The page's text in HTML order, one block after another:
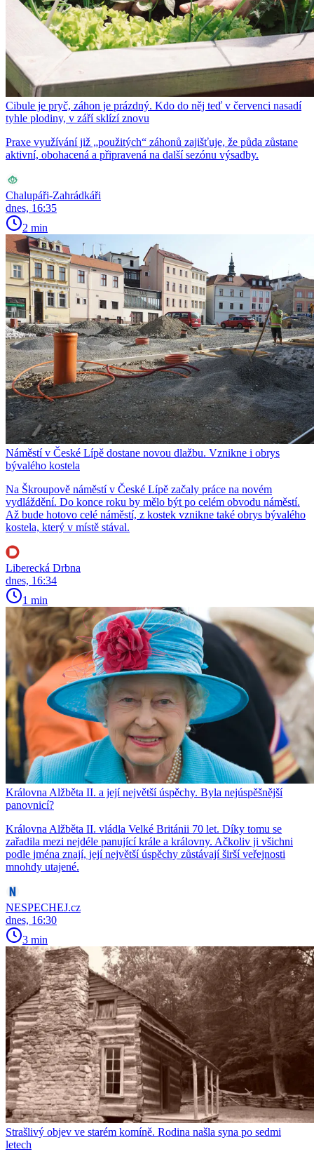
Cibule je pryč, záhon je prázdný. Kdo do něj teď v červenci nasadí
tyhle plodiny, v září sklízí znovu
Praxe využívání již „použitých“ záhonů zajišťuje, že půda zůstane
aktivní, obohacená a připravená na další sezónu výsadby.
Chalupáři-Zahrádkáři
dnes, 16:35
2 min
Náměstí v České Lípě dostane novou dlažbu. Vznikne i obrys
bývalého kostela
Na Škroupově náměstí v České Lípě začaly práce na novém
vydláždění. Do konce roku by mělo být po celém obvodu náměstí.
Až bude hotovo celé náměstí, z kostek vznikne také obrys bývalého
kostela, který v místě stával.
Liberecká Drbna
dnes, 16:34
1 min
Královna Alžběta II. a její největší úspěchy. Byla nejúspěšnější
panovnicí?
Královna Alžběta II. vládla Velké Británii 70 let. Díky tomu se
zařadila mezi nejdéle panující krále a královny. Ačkoliv ji všichni
podle jména znají, její největší úspěchy zůstávají širší veřejnosti
mnohdy utajené.
NESPECHEJ.cz
dnes, 16:30
3 min
Strašlivý objev ve starém komíně. Rodina našla syna po sedmi
letech